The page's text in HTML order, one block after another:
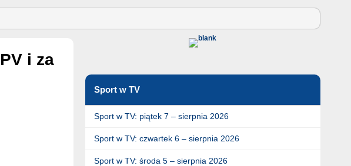
Sport w TV
Sport w TV: piątek 7 – sierpnia 2026
Sport w TV: czwartek 6 – sierpnia 2026
Sport w TV: środa 5 – sierpnia 2026